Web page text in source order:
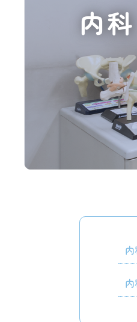
ニ
内科